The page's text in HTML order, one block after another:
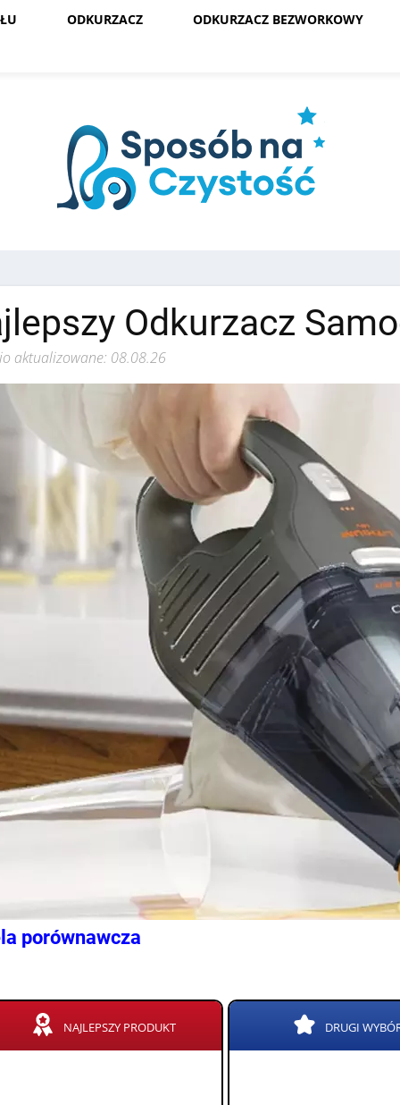
ODKURZACZ
ODKURZACZ BEZWORKOWY
Odkurzacz
aktualizowane: 08.08.26
porównawcza
NAJLEPSZY PRODUKT DRUGI